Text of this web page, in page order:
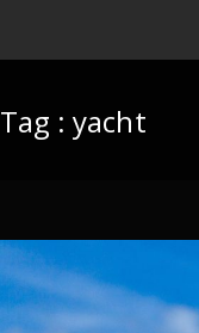
Tag :yacht